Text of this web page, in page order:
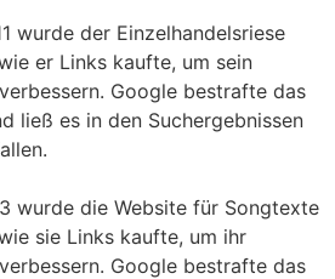
wurde der Einzelhandelsriese
er Links kaufte, um sein
Google bestrafte das
ließ es in den Suchergebnissen
wurde die Website für Songtexte
sie Links kaufte, um ihr
Google bestrafte das